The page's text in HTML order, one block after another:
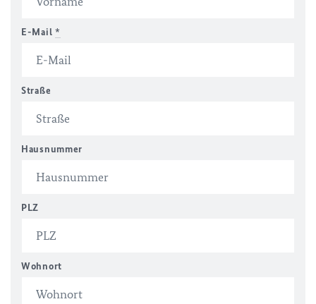
E-Mail *
Straße
Hausnummer
PLZ
Wohnort